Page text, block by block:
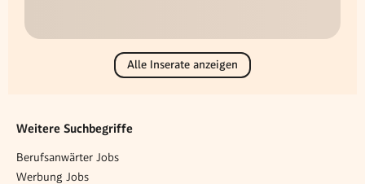
Alle Inserate anzeigen
Weitere Suchbegriffe
Berufsanwärter Jobs
Werbung Jobs